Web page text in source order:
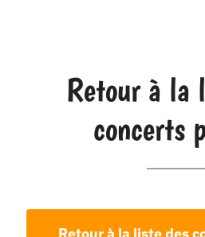
Retour à la
concerts
Retour à la liste des